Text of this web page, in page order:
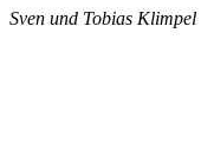
Sven und Tobias Klimpel